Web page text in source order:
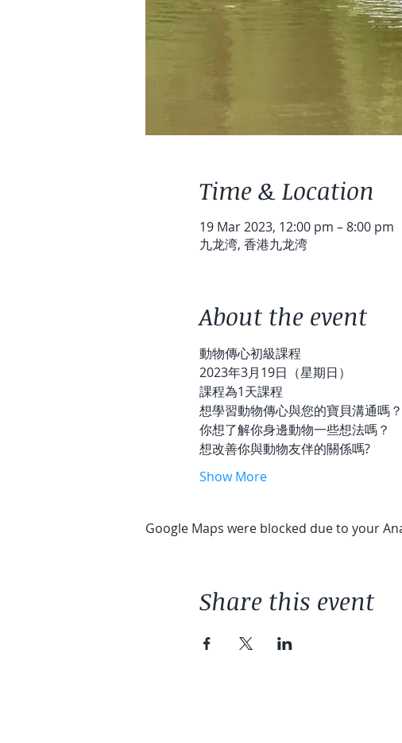
Time & Location
19 Mar 2023, 12:00 pm – 8:00 pm
九龙湾, 香港九龙湾
About the event
動物傳心初級課程
2023年3月19日（星期日）
課程為1天課程
想學習動物傳心與您的寶貝溝通嗎？
你想了解你身邊動物一些想法嗎？
想改善你與動物友伴的關係嗎?
Show More
Google Maps were blocked due to your
Share this event